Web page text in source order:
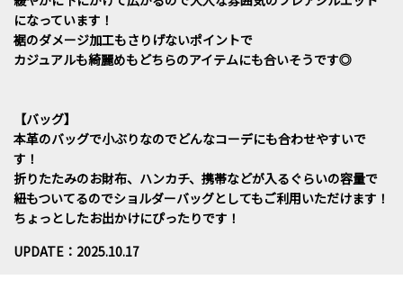
になっています！
裾のダメージ加工もさりげないポイントで
カジュアルも綺麗めもどちらのアイテムにも合いそうです◎
【バッグ】
本革のバッグで小ぶりなのでどんなコーデにも合わせやすいで
す！
折りたたみのお財布、ハンカチ、携帯などが入るぐらいの容量で
紐もついてるのでショルダーバッグとしてもご利用いただけます！
ちょっとしたお出かけにぴったりです！
UPDATE：2025.10.17